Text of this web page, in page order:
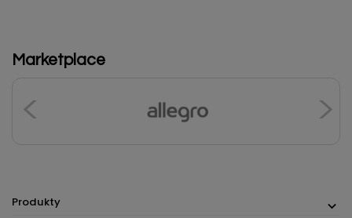
Marketplace
Produkty